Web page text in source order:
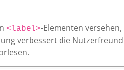
<label>-Elementen
verbessert die